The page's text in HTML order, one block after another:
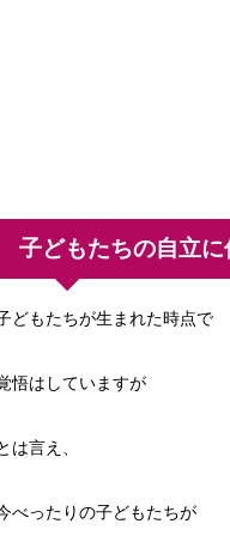
子どもたちの自立
どもたちが生まれた時点で
悟はしていますが
は言え、
べったりの子どもたちが